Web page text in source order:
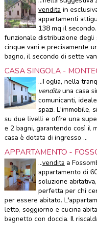
vendita in
appartamenti
138 mq il
funzionale distribuzione degli
cinque vani e precisamente
bagno, il secondo di sette
CASA SINGOLA -
...Foglia, nella
venditauna casa
comunicanti,
spazi. L'immobile,
su due livelli e offre una
e 2 bagni, garantendo così il
casa è dotata di ingresso ...
APPARTAMENTO -
...vendita a
appartamento di
soluzione
perfetta per chi
per essere abitato.
letto, soggiorno e cucina
bagnetto con doccia. Il